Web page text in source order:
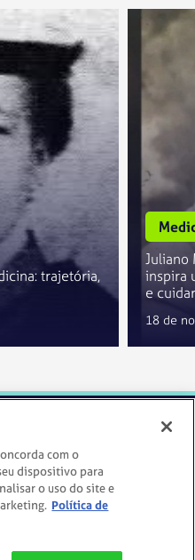
trajetória,
Juliano
inspira
e cuidar
18 de
SITE
com o
dispositivo para
o uso do site e
Política de